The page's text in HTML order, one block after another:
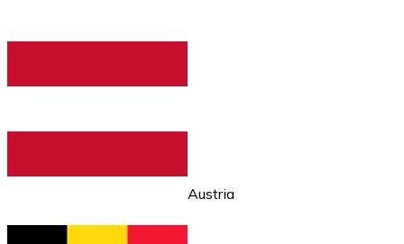
Tarjeta de crédito / débito
Nuevo
Austria